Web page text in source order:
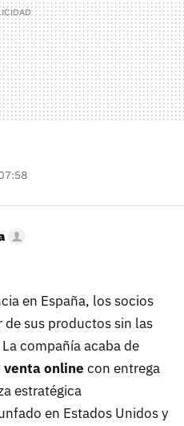
en España, los socios
sus productos sin las
compañía acaba de
online con entrega
estratégica
en Estados Unidos y